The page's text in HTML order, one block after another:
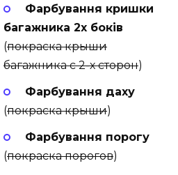
Фарбування кришки
багажника 2х боків
(покраска крыши
багажника с 2-х сторон)
Фарбування даху
(покраска крыши)
Фарбування порогу
(покраска порогов)